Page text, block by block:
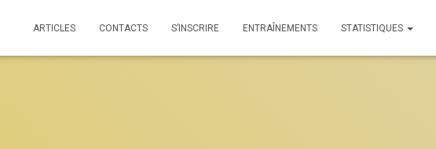
ARTICLES CONTACTS S’INSCRIRE ENTRAÎNEMENTS STATISTIQUES